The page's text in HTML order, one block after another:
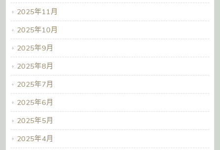
2025年11月
2025年10月
2025年9月
2025年8月
2025年7月
2025年6月
2025年5月
2025年4月